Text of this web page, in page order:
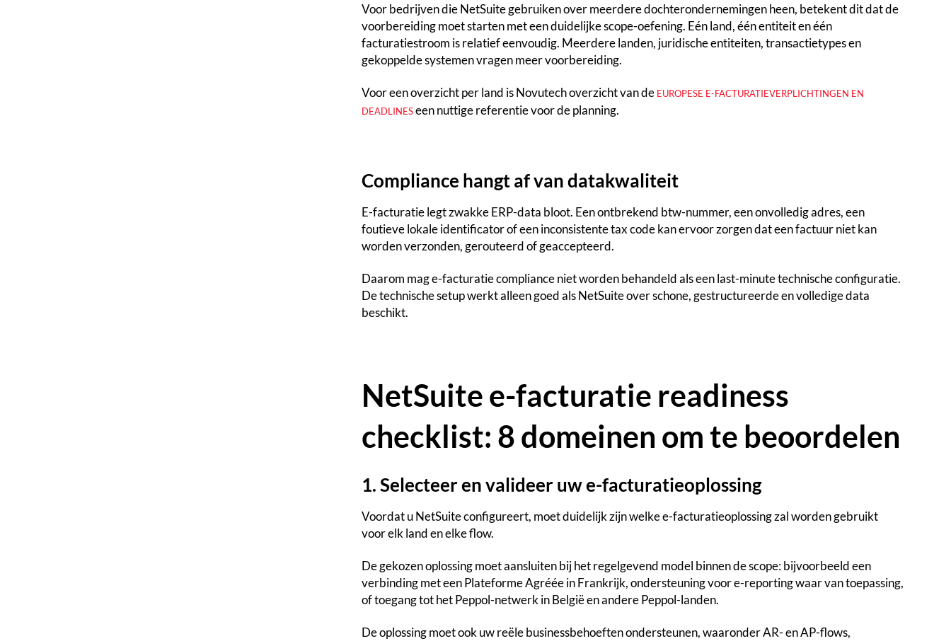
Voor bedrijven die NetSuite gebruiken over meerdere dochterondernemingen heen, betekent dit dat de
voorbereiding moet starten met een duidelijke scope-oefening. Eén land, één entiteit en één
facturatiestroom is relatief eenvoudig. Meerdere landen, juridische entiteiten, transactietypes en
gekoppelde systemen vragen meer voorbereiding.
Voor een overzicht per land is Novutech overzicht van de EUROPESE E-FACTURATIEVERPLICHTINGEN EN
DEADLINESeen nuttige referentie voor de planning.
Compliance hangt af van datakwaliteit
E-facturatie legt zwakke ERP-data bloot. Een ontbrekend btw-nummer, een onvolledig adres, een
foutieve lokale identificator of een inconsistente tax code kan ervoor zorgen dat een factuur niet kan
worden verzonden, gerouteerd of geaccepteerd.
Daarom mag e-facturatie compliance niet worden behandeld als een last-minute technische configuratie.
De technische setup werkt alleen goed als NetSuite over schone, gestructureerde en volledige data
beschikt.
NetSuite e-facturatie readiness
checklist: 8 domeinen om te beoordelen
1. Selecteer en valideer uw e-facturatieoplossing
Voordat u NetSuite configureert, moet duidelijk zijn welke e-facturatieoplossing zal worden gebruikt
voor elk land en elke flow.
De gekozen oplossing moet aansluiten bij het regelgevend model binnen de scope: bijvoorbeeld een
verbinding met een Plateforme Agréée in Frankrijk, ondersteuning voor e-reporting waar van toepassing,
of toegang tot het Peppol-netwerk in België en andere Peppol-landen.
De oplossing moet ook uw reële businessbehoeften ondersteunen, waaronder AR- en AP-flows,